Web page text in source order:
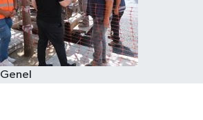
Genel
Tüm Manşetler
Son Dakika Haberleri